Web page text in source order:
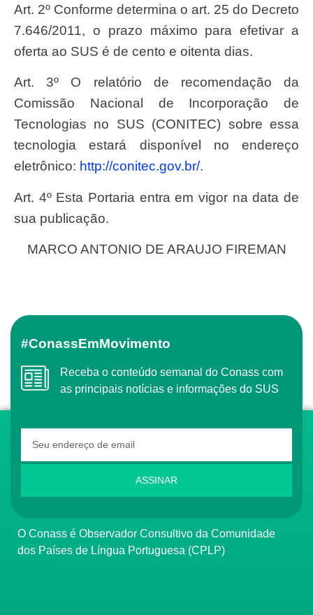
Art. 2º Conforme determina o art. 25 do Decreto
7.646/2011, o prazo máximo para efetivar a
oferta ao SUS é de cento e oitenta dias.
Art. 3º O relatório de recomendação da
Comissão Nacional de Incorporação de
Tecnologias no SUS (CONITEC) sobre essa
tecnologia estará disponível no endereço
eletrônico: http://conitec.gov.br/.
Art. 4º Esta Portaria entra em vigor na data de
sua publicação.
MARCO ANTONIO DE ARAUJO FIREMAN
#ConassEmMovimento
Receba o conteúdo semanal do Conass com
as principais notícias e informações do SUS
ASSINAR
O Conass é Observador Consultivo da Comunidade
dos Países de Língua Portuguesa (CPLP)